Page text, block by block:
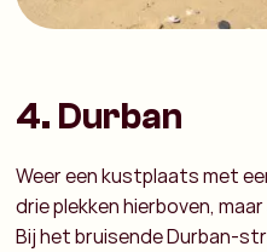
4. Durban
Weer een kustplaats met
drie plekken hierboven,
Bij het bruisende Durban-